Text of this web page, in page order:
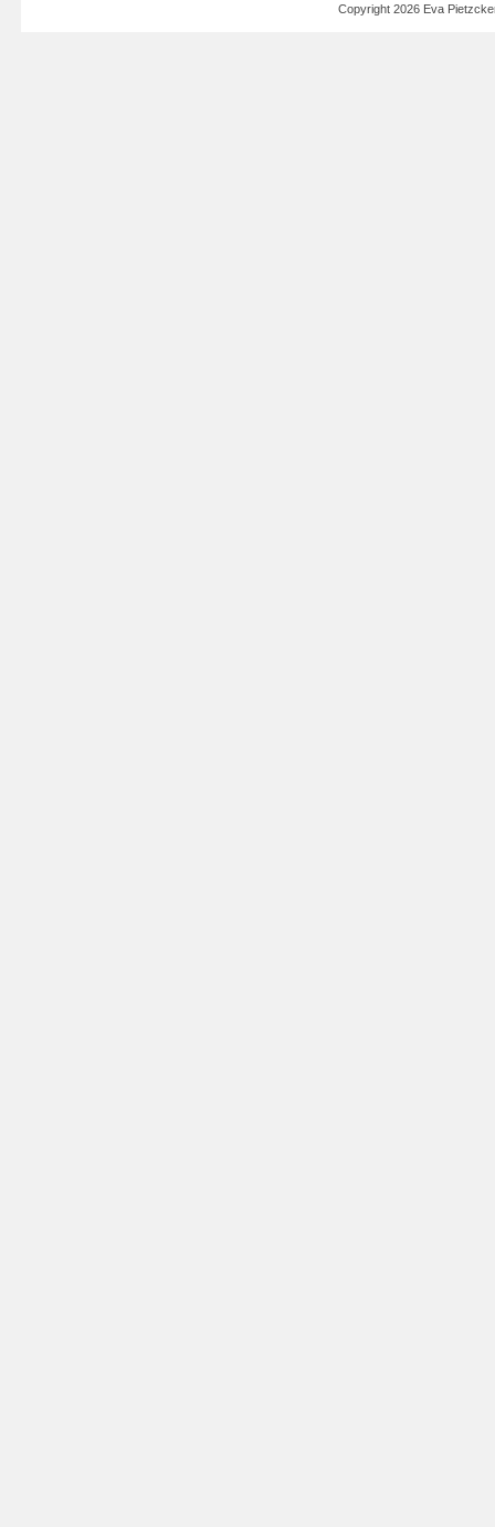
Copyright 2026 Eva